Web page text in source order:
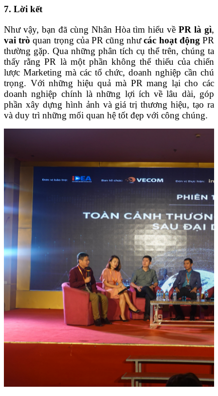
7. Lời kết
Như vậy, bạn đã cùng Nhân Hòa tìm hiểu vềPR là gì,
vai trò quan trọng của PR cũng nhưcác hoạt động PR
thường gặp. Qua những phân tích cụ thể trên, chúng ta
thấy rằng PR là một phần không thể thiếu của chiến
lược Marketing mà các tổ chức, doanh nghiệp cần chú
trọng. Với những hiệu quả mà PR mang lại cho các
doanh nghiệp chính là những lợi ích về lâu dài, góp
phần xây dựng hình ảnh và giá trị thương hiệu, tạo ra
và duy trì những mối quan hệ tốt đẹp với công chúng.